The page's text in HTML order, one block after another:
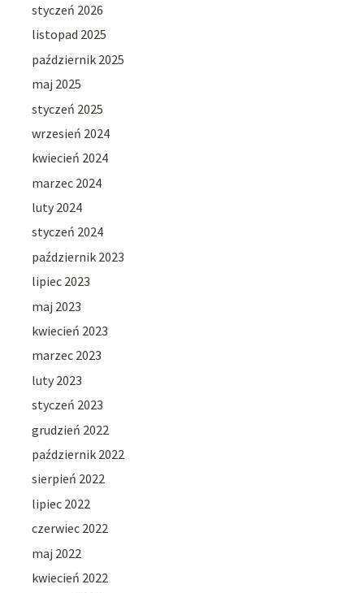
styczeń 2026
listopad 2025
październik 2025
maj 2025
styczeń 2025
wrzesień 2024
kwiecień 2024
marzec 2024
luty 2024
styczeń 2024
październik 2023
lipiec 2023
maj 2023
kwiecień 2023
marzec 2023
luty 2023
styczeń 2023
grudzień 2022
październik 2022
sierpień 2022
lipiec 2022
czerwiec 2022
maj 2022
kwiecień 2022